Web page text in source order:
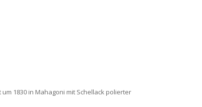
1830 in Mahagoni mit Schellack polierter